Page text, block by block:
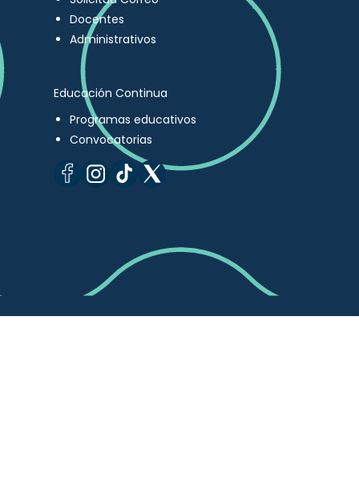
Docentes
Administrativos
Educación Continua
Programas educativos
Convocatorias